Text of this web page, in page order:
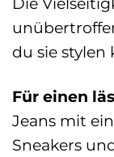
du sie stylen
Für einen
Jeans mit
Sneakers